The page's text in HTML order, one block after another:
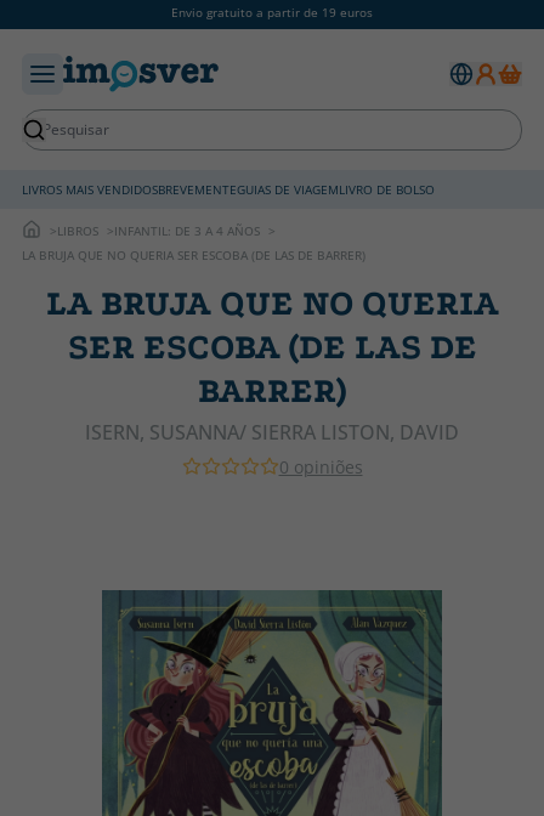
Envio gratuito a partir de 19 euros
LIVROS MAIS VENDIDOSBREVEMENTEGUIAS DE VIAGEMLIVRO DE BOLSO
LIBROS
INFANTIL: DE 3 A 4 AÑOS
LA BRUJA QUE NO QUERIA SER ESCOBA (DE LAS DE BARRER)
LA BRUJA QUE NO QUERIA
SER ESCOBA (DE LAS DE
BARRER)
ISERN, SUSANNA/ SIERRA LISTON, DAVID
0 opiniões